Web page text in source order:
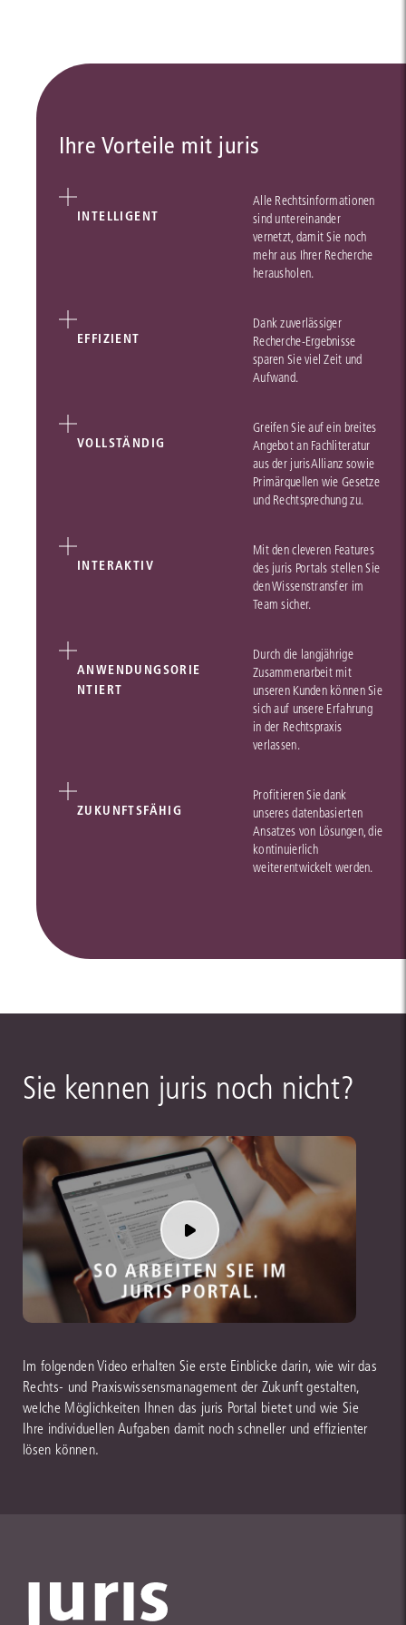
Ihre Vorteile mit juris
INTELLIGENT
Alle Rechtsinformationen
sind untereinander
vernetzt, damit Sie noch
mehr aus Ihrer Recherche
herausholen.
EFFIZIENT
Dank zuverlässiger
Recherche-Ergebnisse
sparen Sie viel Zeit und
Aufwand.
VOLLSTÄNDIG
Greifen Sie auf ein breites
Angebot an Fachliteratur
aus der jurisAllianz sowie
Primärquellen wie Gesetze
und Rechtsprechung zu.
INTERAKTIV
Mit den cleveren Features
des juris Portals stellen Sie
den Wissenstransfer im
Team sicher.
ANWENDUNGSORIE
NTIERT
Durch die langjährige
Zusammenarbeit mit
unseren Kunden können Sie
sich auf unsere Erfahrung
in der Rechtspraxis
verlassen.
ZUKUNFTSFÄHIG
Profitieren Sie dank
unseres datenbasierten
Ansatzes von Lösungen, die
kontinuierlich
weiterentwickelt werden.
Sie kennen juris noch nicht?
Im folgenden Video erhalten Sie erste Einblicke darin, wie wir das
Rechts- und Praxiswissensmanagement der Zukunft gestalten,
welche Möglichkeiten Ihnen das juris Portal bietet und wie Sie
Ihre individuellen Aufgaben damit noch schneller und effizienter
lösen können.